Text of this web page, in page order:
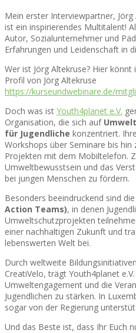
️Mein erster Interviewpartner,
ist ein inspirierendes Multitalent!
Autor, Sozialunternehmer und
Erfahrungen und Leidenschaft in
Wer ist Jörg Altekruse? Hier
Profil von Jörg Altekruse
https://kurseundwebinare.de/
Doch was ist Youth4planet e.V.
Organisation, die sich auf
für Jugendliche konzentriert.
Workshops über Seminare bis
Projekten mit dem Mobiltelefon.
Umweltbewusstsein und das
bei jungen Menschen zu fördern.
Besonders beeindruckend sind die
Action Teams), in denen
Umweltschutzprojekten
einer nachhaltigen Zukunft und
lebenswerten Welt bei.
Durch weltweite
CreatiVelo, trägt Youth4planet
Umweltengagement und die
Jugendlichen zu stärken. In
sogar von der Regierung
Und das Beste ist, dass Ihr Euch